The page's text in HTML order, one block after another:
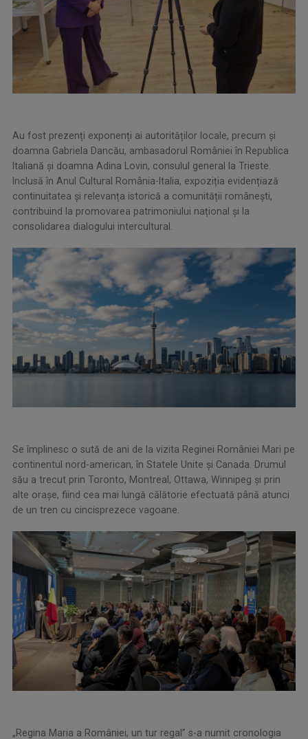
Au fost prezenți exponenți ai autorităților locale, precum și
doamna Gabriela Dancău, ambasadorul României în Republica
Italiană și doamna Adina Lovin, consulul general la Trieste.
Inclusă în Anul Cultural România-Italia, expoziția evidențiază
continuitatea și relevanța istorică a comunității românești,
contribuind la promovarea patrimoniului național și la
consolidarea dialogului intercultural.
Se împlinesc o sută de ani de la vizita Reginei României Mari pe
continentul nord-american, în Statele Unite și Canada. Drumul
său a trecut prin Toronto, Montreal, Ottawa, Winnipeg și prin
alte orașe, fiind cea mai lungă călătorie efectuată până atunci
de un tren cu cincisprezece vagoane.
„Regina Maria a României, un tur regal” s-a numit cronologia